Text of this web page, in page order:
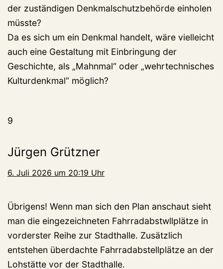
der zuständigen Denkmalschutzbehörde einholen
müsste?
Da es sich um ein Denkmal handelt, wäre vielleicht
auch eine Gestaltung mit Einbringung der
Geschichte, als „Mahnmal“ oder „wehrtechnisches
Kulturdenkmal“ möglich?
9
Jürgen Grützner
6. Juli 2026 um 20:19 Uhr
Übrigens! Wenn man sich den Plan anschaut sieht
man die eingezeichneten Fahrradabstwllplätze in
vorderster Reihe zur Stadthalle. Zusätzlich
entstehen überdachte Fahrradabstellplätze an der
Lohstätte vor der Stadthalle.